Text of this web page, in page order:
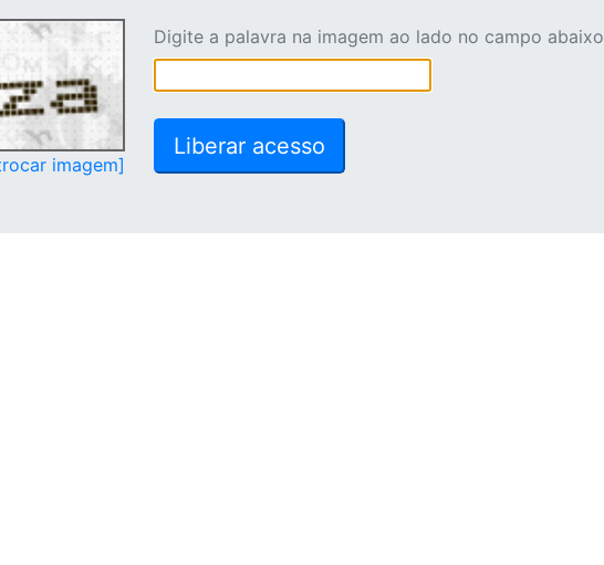
imagem]
Digite a palavra na imagem ao lado no campo abaixo